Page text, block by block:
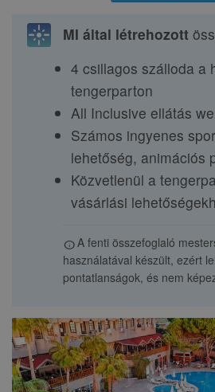
flare MI által létrehozott
4 csillagos szálloda a
tengerparton
All Inclusive ellátás
Számos ingyenes
lehetőség, animációs
Közvetlenül a
vásárlási
infoA fenti összefoglaló
használatával készült, ezért
pontatlanságok, és nem